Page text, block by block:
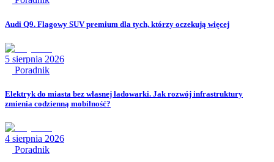
Audi Q9. Flagowy SUV premium dla tych, którzy oczekują więcej
5 sierpnia 2026
Poradnik
Elektryk do miasta bez własnej ładowarki. Jak rozwój infrastruktury
zmienia codzienną mobilność?
4 sierpnia 2026
Poradnik